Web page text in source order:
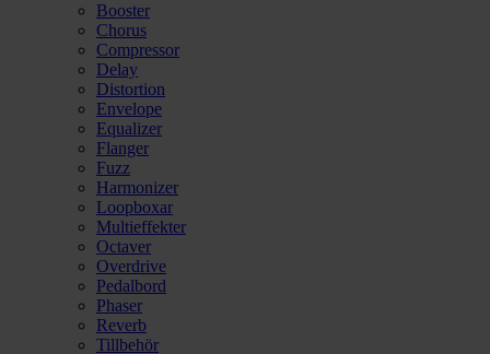
Booster
Chorus
Compressor
Delay
Distortion
Envelope
Equalizer
Flanger
Fuzz
Harmonizer
Loopboxar
Multieffekter
Octaver
Overdrive
Pedalbord
Phaser
Reverb
Tillbehör